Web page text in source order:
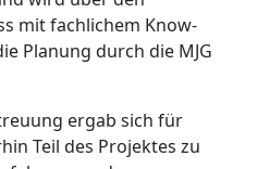
mit fachlichem Know-
Planung durch die MJG
ergab sich für
Teil des Projektes zu